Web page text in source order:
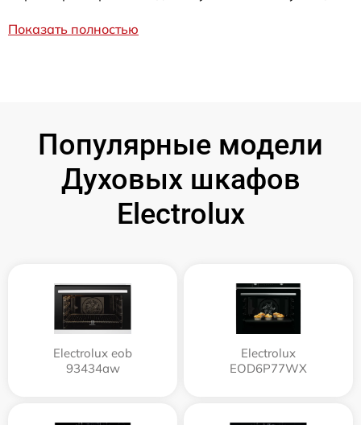
Показать полностью
Популярные модели
Духовых шкафов
Electrolux
Electrolux eob
93434aw
Electrolux
EOD6P77WX